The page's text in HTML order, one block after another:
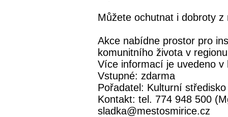
Můžete ochutnat i dobroty
Akce nabídne prostor pro
komunitního života v
Více informací je uvedeno v
Vstupné: zdarma
Pořadatel: Kulturní
Kontakt: tel. 774 948 500
sladka@mestosmirice.cz